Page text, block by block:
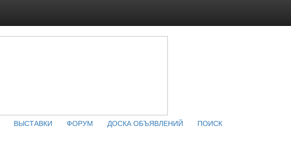
ВЫСТАВКИ ФОРУМ ДОСКА ОБЪЯВЛЕНИЙ
ПОИСК